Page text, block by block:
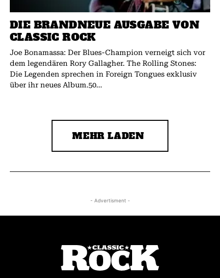
DIE BRANDNEUE AUSGABE VON
CLASSIC ROCK
Joe Bonamassa: Der Blues-Champion verneigt sich vor
dem legendären Rory Gallagher. The Rolling Stones:
Die Legenden sprechen in Foreign Tongues exklusiv
über ihr neues Album.50...
MEHR LADEN
- Advertisment -